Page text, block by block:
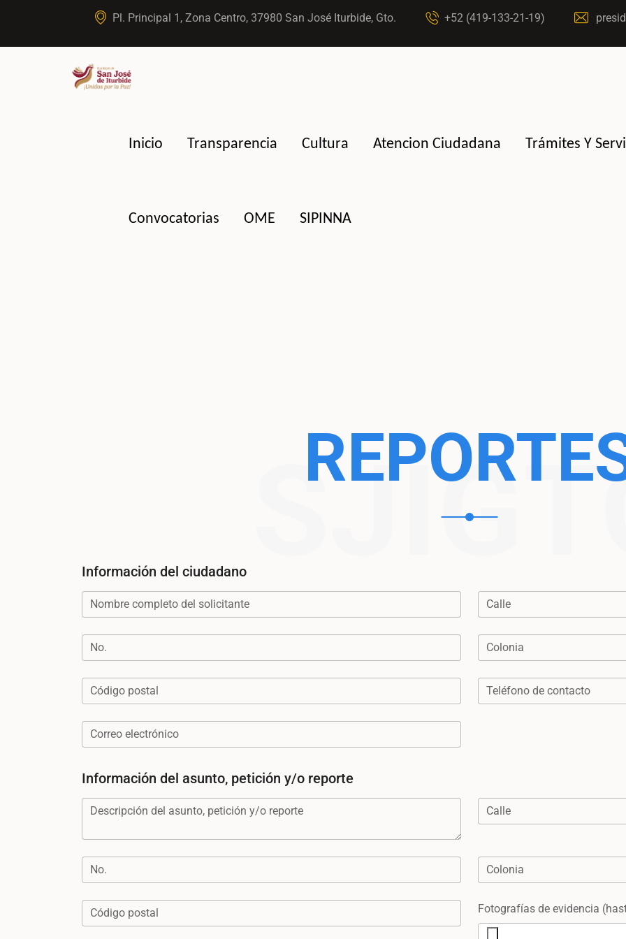
Pl. Principal 1, Zona Centro, 37980 San José Iturbide, Gto. +52 (419-133-21-19)
Inicio Transparencia Cultura Atencion Ciudadana Trámites Y
Convocatorias OME SIPINNA
Información del ciudadano
Nombre completo del solicitante Calle
No. Colonia
Código postal Teléfono de contacto
Correo electrónico
Información del asunto, petición y/o reporte
Descripción del asunto, petición y/o reporte Calle
No. Colonia
Código postal Fotografías de evidencia